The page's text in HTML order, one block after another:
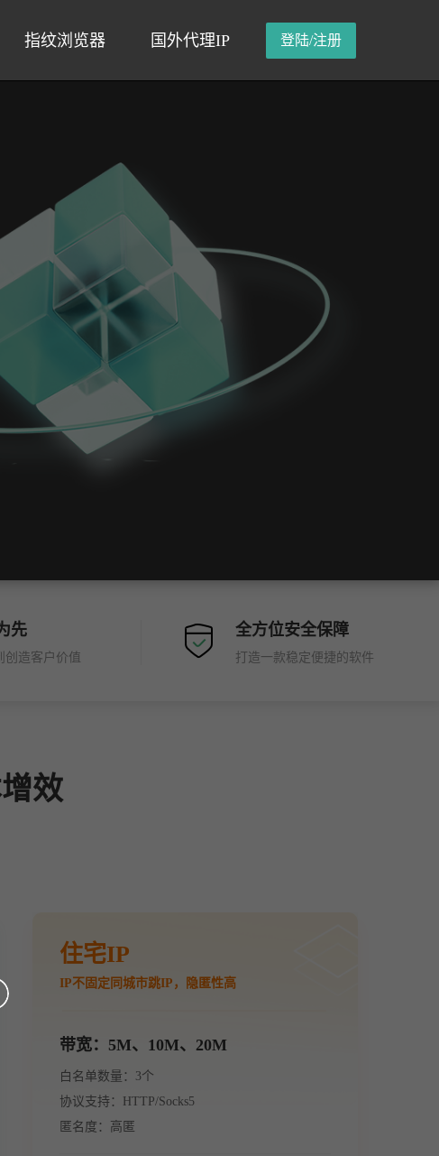
指纹浏览器 国外代理IP 登陆/注册
先
创造客户价值
全方位安全保障
打造一款稳定便捷的软件
效
住宅IP
IP不固定同城市跳IP，隐匿性高
带宽：5M、10M、20M
白名单数量：3个
协议支持：HTTP/Socks5
匿名度：高匿